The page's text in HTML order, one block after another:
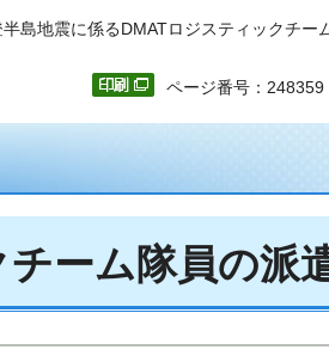
島地震に係るDMATロジスティックチー
ページ番号：248359
ーム隊員の派